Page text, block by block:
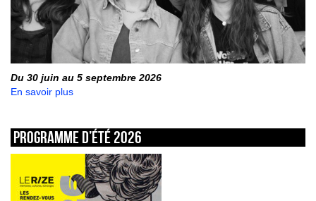
Du 30 juin au 5 septembre 2026
En savoir plus
Programme d’été 2026